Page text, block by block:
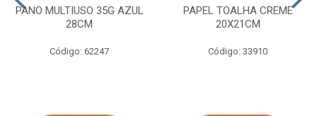
PANO MULTIUSO 35G AZUL
28CM
Código: 62247
PAPEL TOALHA CREME
20X21CM
Código: 33910